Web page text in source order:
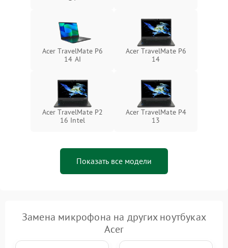
Acer TravelMate P6
14 AI
Acer TravelMate P6
14
Acer TravelMate P2
16 Intel
Acer TravelMate P4
13
Показать все модели
Замена микрофона на других ноутбуках
Acer